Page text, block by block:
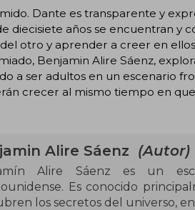
Dante es transparente y
diecisiete años se encuentran y
otro y aprender a creer en
Benjamin Alire Sáenz,
a ser adultos en un escenario
crecer al mismo tiempo en
Alire Sáenz (Autor)
Alire Sáenz es un
Es conocido
los secretos del universo,